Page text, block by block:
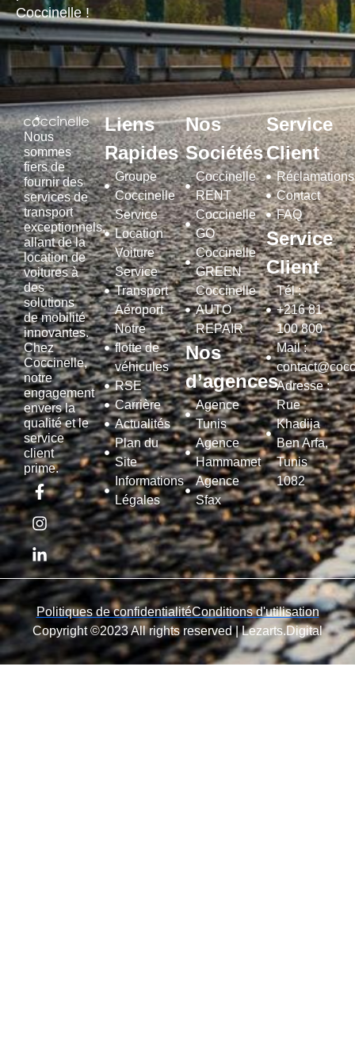
Coccinelle !
Nous
sommes
fiers de
fournir des
services de
transport
exceptionnels,
allant de la
location de
voitures à
des
solutions
de mobilité
innovantes.
Chez
Coccinelle,
notre
engagement
envers la
qualité et le
service
client
prime.
Liens
Rapides
Groupe
Coccinelle
Service
Location
Voiture
Service
Transport
Aéroport
Notre
flotte de
véhicules
RSE
Carrière
Actualités
Plan du
Site
Informations
Légales
Nos
Sociétés
Coccinelle
RENT
Coccinelle
GO
Coccinelle
GREEN
Coccinelle
AUTO
REPAIR
Nos
d’agences
Agence
Tunis
Agence
Hammamet
Agence
Sfax
Service
Client
Réclamations
Contact
FAQ
Service
Client
Tél :
+216 81
100 800
Mail :
Adresse :
Rue
Khadija
Ben Arfa,
Tunis
1082
Copyright ©2023 All rights reserved |Lezarts.Digital
Politiques de confidentialitéConditions d'utilisation